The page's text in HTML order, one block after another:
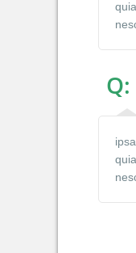
Q: